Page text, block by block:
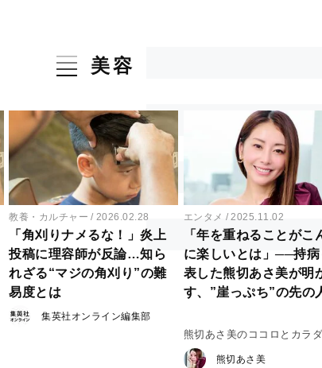
美容
教養・カルチャー 2026.02.28
「角刈りナメるな！」炎上
投稿に理容師が反論…知ら
れざる“マジの角刈り”の難
易度とは
集英社オンライン編集部
エンタメ 2025.11.02
「年を重ねることがこ
に楽しいとは」──持病
表した熊切あさ美が明
す、”崖っぷち”の先の
熊切あさ美のココロとカラ
熊切あさ美